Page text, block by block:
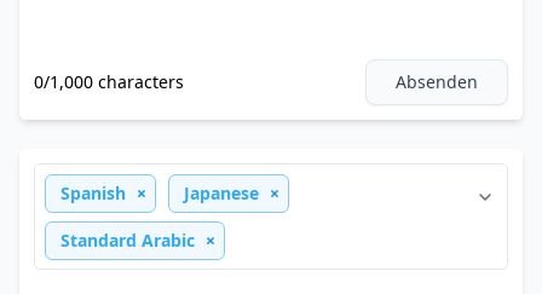
0/1,000 characters Absenden
Spanish Japanese
Standard Arabic